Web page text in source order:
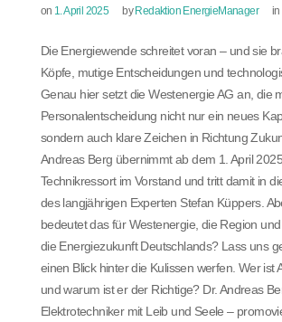
on 1. April 2025 by Redaktion EnergieManager in
Die Energiewende schreitet voran – und sie
Köpfe, mutige Entscheidungen und
Genau hier setzt die Westenergie AG an, die
Personalentscheidung nicht nur ein neues
sondern auch klare Zeichen in Richtung
Andreas Berg übernimmt ab dem 1. April
Technikressort im Vorstand und tritt damit in
des langjährigen Experten Stefan Küppers.
bedeutet das für Westenergie, die Region
die Energiezukunft Deutschlands? Lass uns
einen Blick hinter die Kulissen werfen. Wer ist
und warum ist er der Richtige? Dr. Andreas
Elektrotechniker mit Leib und Seele –